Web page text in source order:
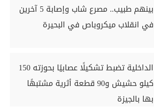
بينهم طبيب.. مصرع شاب وإصابة 5 آخرين
في انقلاب ميكروباص في البحيرة
الداخلية تضبط تشكيلًا عصابيًا بحوزته 150
كيلو حشيش و90 قطعة أثرية مشتبهًا
بها بالجيزة